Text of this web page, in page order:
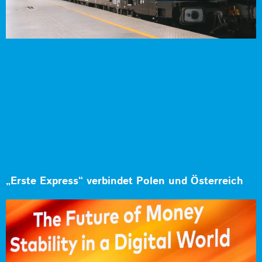
„Erste Express“ verbindet Polen und Österreich